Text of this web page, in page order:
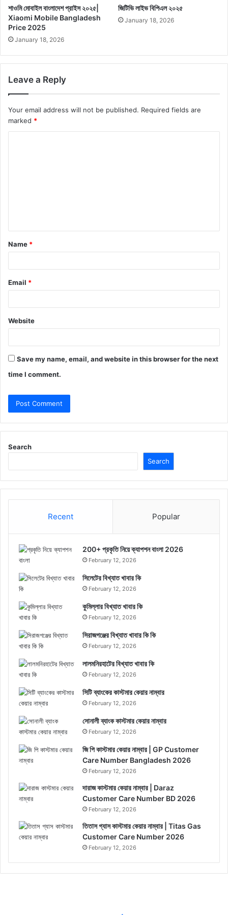
শাওমি মোবাইল বাংলাদেশ প্রাইস ২০২৫|
Xiaomi Mobile Bangladesh
Price 2025
January 18, 2026
জিটিভি লাইভ বিপিএল ২০২৫
January 18, 2026
Leave a Reply
Your email address will not be published. Required fields are
marked *
t
*
Name *
Email *
Website
Save my name, email, and website in this browser for the next
time I comment.
Search
Search
Recent Popular
200+ প্রকৃতি নিয়ে ক্যাপশন বাংলা 2026
February 12, 2026
সিলেটের বিখ্যাত খাবার কি
February 12, 2026
কুমিল্লার বিখ্যাত খাবার কি
February 12, 2026
সিরাজগঞ্জের বিখ্যাত খাবার কি কি
February 12, 2026
লালমনিরহাটের বিখ্যাত খাবার কি
February 12, 2026
সিটি ব্যাংকের কাস্টমার কেয়ার নাম্বার
February 12, 2026
সোনালী ব্যাংক কাস্টমার কেয়ার নাম্বার
February 12, 2026
জি পি কাস্টমার কেয়ার নাম্বার | GP Customer
Care Number Bangladesh 2026
February 12, 2026
দারাজ কাস্টমার কেয়ার নাম্বার | Daraz
Customer Care Number BD 2026
February 12, 2026
তিতাস গ্যাস কাস্টমার কেয়ার নাম্বার | Titas Gas
Customer Care Number 2026
February 12, 2026